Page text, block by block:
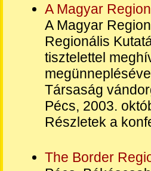
A Magyar
A Magyar
Regionális
tisztelettel
Társaság
Pécs, 2003.
Részletek a
The Border